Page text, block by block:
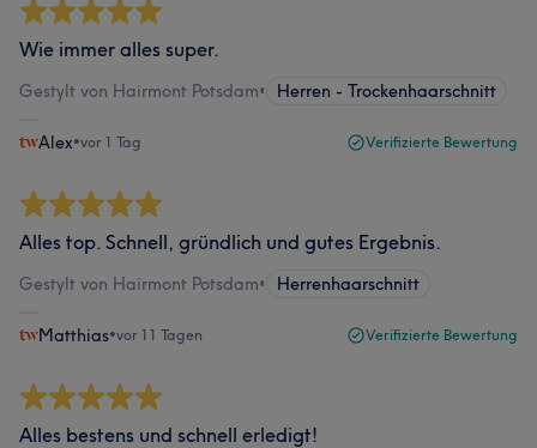
Wie immer alles super.
Gestylt von Hairmont Potsdam• Herren - Trockenhaarschnitt
Alex•vor 1 Tag Verifizierte Bewertung
Alles top. Schnell, gründlich und gutes Ergebnis.
Gestylt von Hairmont Potsdam• Herrenhaarschnitt
Matthias•vor 11 Tagen Verifizierte Bewertung
Alles bestens und schnell erledigt!